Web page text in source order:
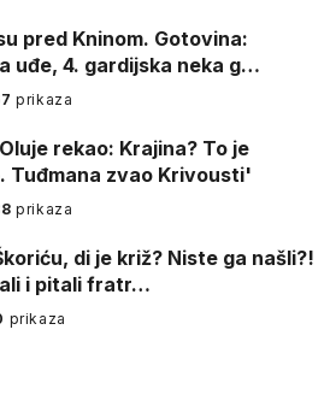
uđe, 4. gardijska neka g…
prikaza
rekao: Krajina? To je
Tuđmana zvao Krivousti'
prikaza
di je križ? Niste ga našli?!
i pitali fratr…
prikaza